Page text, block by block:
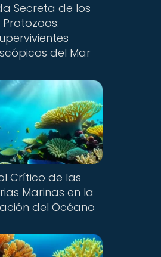
Secreta de los
Protozoos:
del Mar
Crítico de las
Marinas en la
del Océano